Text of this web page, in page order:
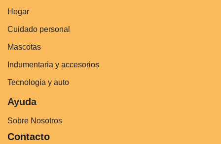
Hogar
Cuidado personal
Mascotas
Indumentaria y accesorios
Tecnología y auto
Ayuda
Sobre Nosotros
Contacto